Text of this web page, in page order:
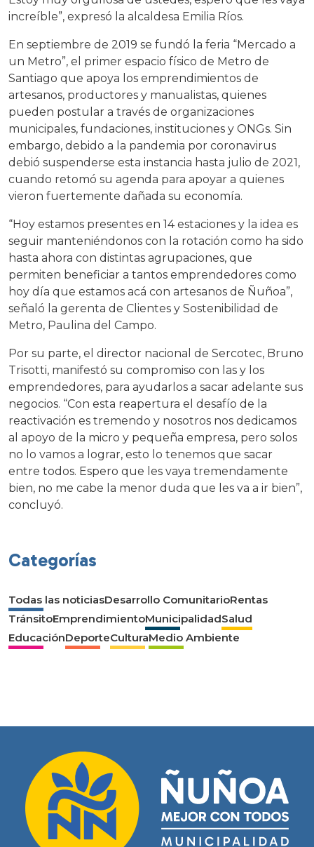
increíble”, expresó la alcaldesa Emilia Ríos.
En septiembre de 2019 se fundó la feria “Mercado a
un Metro”, el primer espacio físico de Metro de
Santiago que apoya los emprendimientos de
artesanos, productores y manualistas, quienes
pueden postular a través de organizaciones
municipales, fundaciones, instituciones y ONGs. Sin
embargo, debido a la pandemia por coronavirus
debió suspenderse esta instancia hasta julio de 2021,
cuando retomó su agenda para apoyar a quienes
vieron fuertemente dañada su economía.
“Hoy estamos presentes en 14 estaciones y la idea es
seguir manteniéndonos con la rotación como ha sido
hasta ahora con distintas agrupaciones, que
permiten beneficiar a tantos emprendedores como
hoy día que estamos acá con artesanos de Ñuñoa”,
señaló la gerenta de Clientes y Sostenibilidad de
Metro, Paulina del Campo.
Por su parte, el director nacional de Sercotec, Bruno
Trisotti, manifestó su compromiso con las y los
emprendedores, para ayudarlos a sacar adelante sus
negocios. “Con esta reapertura el desafío de la
reactivación es tremendo y nosotros nos dedicamos
al apoyo de la micro y pequeña empresa, pero solos
no lo vamos a lograr, esto lo tenemos que sacar
entre todos. Espero que les vaya tremendamente
bien, no me cabe la menor duda que les va a ir bien”,
concluyó.
Categorías
Todas las noticiasDesarrollo ComunitarioRentas
TránsitoEmprendimientoMunicipalidadSalud
EducaciónDeporteCulturaMedio Ambiente